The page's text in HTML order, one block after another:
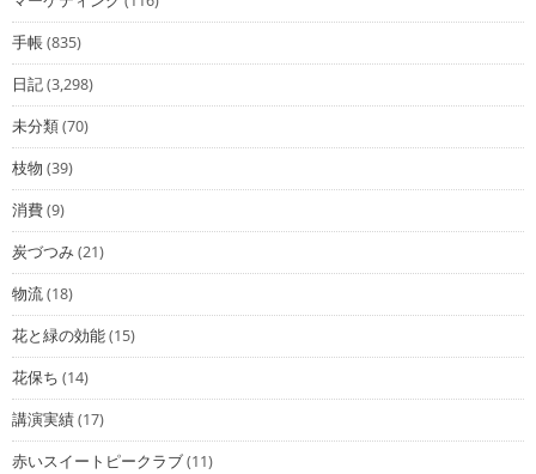
手帳(835)
日記(3,298)
未分類(70)
枝物 (39)
消費(9)
炭づつみ(21)
物流(18)
花と緑の効能(15)
花保ち (14)
講演実績(17)
赤いスイートピークラブ(11)